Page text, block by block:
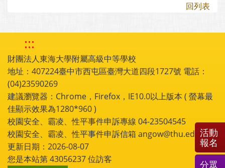
回列表
:::
財團法人東海大學附屬高級中等學校
地址：407224臺中市西屯區臺灣大道四段1727號 電話：
(04)23590269
建議瀏覽器：Chrome，Firefox，IE10.0以上版本 ( 螢幕最
佳顯示效果為1280*960 )
校園安全、霸凌、性平事件申訴專線 04-23504545
校園安全、霸凌、性平事件申訴信箱 angow@thu.edu.tw
更新日期：2026-08-07
您是本站第43056237位訪客
活動
報名
分眾